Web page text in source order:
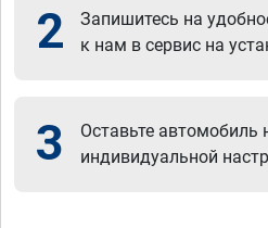
2
Запишитесь на
к нам в сервис на
3
Оставьте автомобиль
индивидуальной